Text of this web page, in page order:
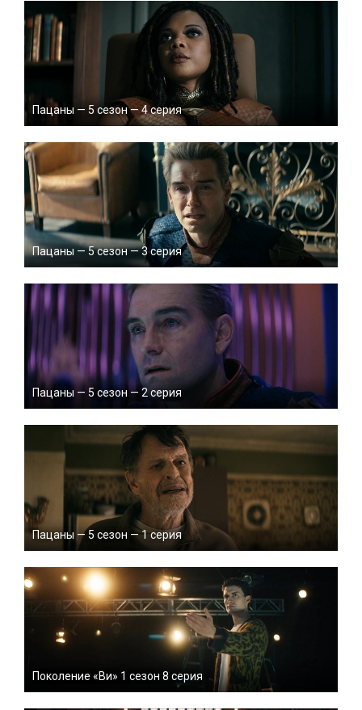
Пацаны — 5 сезон — 4 серия
Пацаны — 5 сезон — 3 серия
Пацаны — 5 сезон — 2 серия
Пацаны — 5 сезон — 1 серия
Поколение «Ви» 1 сезон 8 серия